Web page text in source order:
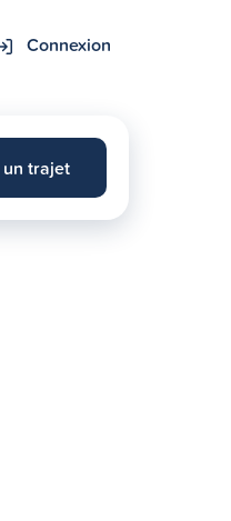
Connexion
trajet